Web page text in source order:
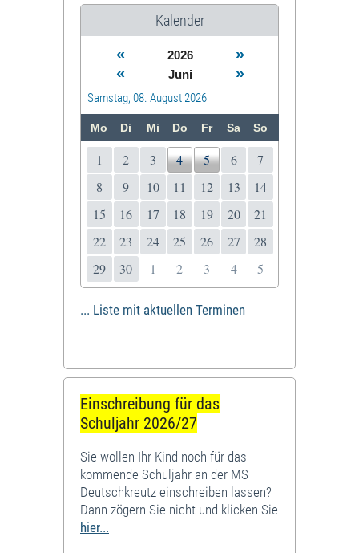
Kalender
« 2026
»
«
Juni »
Samstag, 08. August 2026
Mo Di Mi Do Fr Sa So
1 2 3 4 5 6
7
8
9 10 11 12 13
14
15
16 17 18 19 20
21
22
23 24 25 26 27
28
29
30 1 2 3 4 5
... Liste mit aktuellen Terminen
Einschreibung für das
Schuljahr 2026/27
Sie wollen Ihr Kind noch für das
kommende Schuljahr an der MS
Deutschkreutz einschreiben lassen?
Dann zögern Sie nicht und klicken Sie
hier...